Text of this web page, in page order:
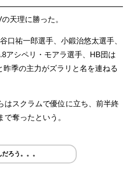
天理に勝った。
谷口祐一郎選手、小鍛治悠太選手、
アシペリ・モアラ選手、HB団は
季の主力がズラリと名を連ねる
はスクラムで優位に立ち、前半終
奪ったという。
ろう。。。